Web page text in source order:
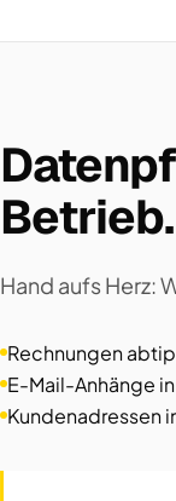
Betrieb.
Hand aufs Herz:
Rechnungen
E-Mail-Anhänge
Kundenadressen